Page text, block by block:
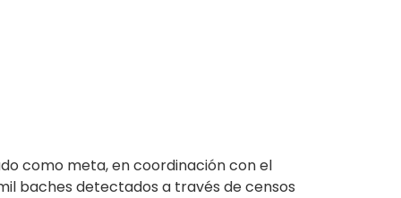
como meta, en coordinación con el
baches detectados a través de censos